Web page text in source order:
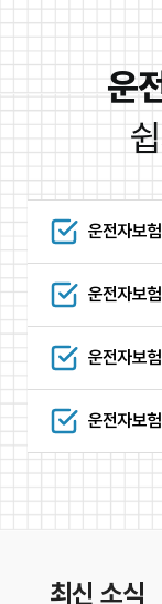
운
운전자보
운전자보
운전자보
운전자보
최신 소식